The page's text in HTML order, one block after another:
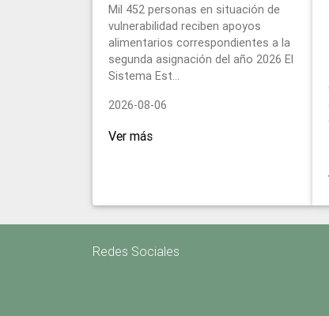
Mil 452 personas en situación de
vulnerabilidad reciben apoyos
alimentarios correspondientes a la
segunda asignación del año 2026 El
Sistema Est...
2026-08-06
Ver más
Redes Sociales